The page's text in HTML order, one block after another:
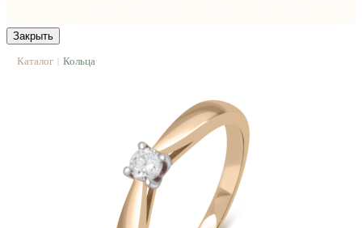
Закрыть
Каталог | Кольца